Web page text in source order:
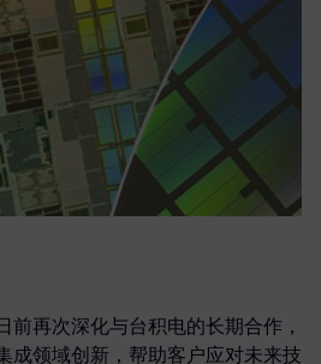
前再次深化与台积电的长期合作，
成领域创新，帮助客户应对未来技